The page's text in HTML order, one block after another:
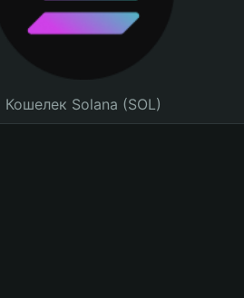
Кошелек Solana (SOL)